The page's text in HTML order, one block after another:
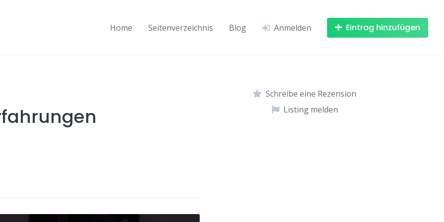
Home Seitenverzeichnis Blog Anmelden Eintrag hinzufügen
Schreibe eine Rezension
Listing melden